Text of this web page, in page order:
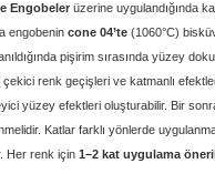
Engobeler üzerine uygulandığında
engobenin cone 04’te (1060°C)
pişirim sırasında yüzey
renk geçişleri ve katmanlı
yüzey efektleri oluşturabilir. Bir
Katlar farklı yönlerde
Her renk için 1–2 kat uygulama